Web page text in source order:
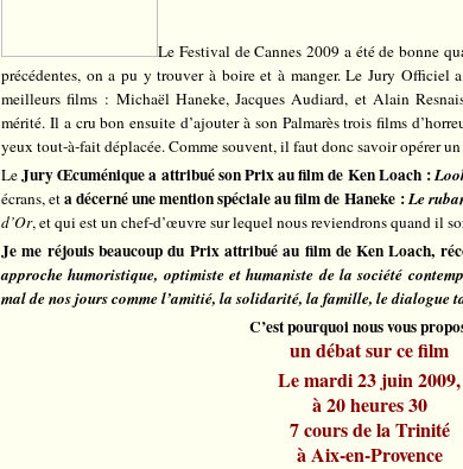
Le Festival de Cannes 2009 a été de bonne
précédentes, on a pu y trouver à boire et à manger. Le Jury Officiel
meilleurs films : Michaël Haneke, Jacques Audiard, et Alain
mérité. Il a cru bon ensuite d’ajouter à son Palmarès trois films
yeux tout-à-fait déplacée. Comme souvent, il faut donc savoir opérer
LeJury Œcuménique a attribué son Prix au film de Ken Loach :
écrans, eta décerné une mention spéciale au film de Haneke :Le
d’Or, et qui est un chef-d’œuvre sur lequel nous reviendrons quand il
Je me réjouis beaucoup du Prix attribué au film de Ken Loach,
approche humoristique, optimiste et humaniste de la société
mal de nos jours comme l’amitié, la solidarité, la famille, le dialogue
C’est pourquoi nous vous
un débat sur ce film
Le mardi 23 juin 2009,
à 20 heures 30
7 cours de la Trinité
à Aix-en-Provence